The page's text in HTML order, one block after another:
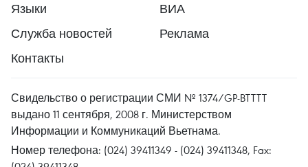
Языки
ВИА
Служба новостей
Реклама
Контакты
Свидельство о регистрации СМИ № 1374/GP-BTTTT
выдано 11 сентября, 2008 г. Министерством
Информации и Коммуникаций Вьетнама.
Номер телефона: (024) 39411349 - (024) 39411348, Fax: